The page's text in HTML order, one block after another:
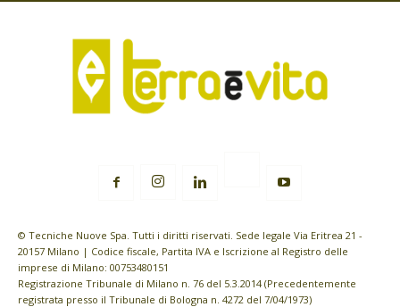
© Tecniche Nuove Spa. Tutti i diritti riservati. Sede legale Via Eritrea 21 -
20157 Milano | Codice fiscale, Partita IVA e Iscrizione al Registro delle
imprese di Milano: 00753480151
Registrazione Tribunale di Milano n. 76 del 5.3.2014 (Precedentemente
registrata presso il Tribunale di Bologna n. 4272 del 7/04/1973)